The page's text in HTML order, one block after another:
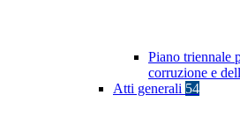
Piano triennale
corruzione e
Atti generali 54